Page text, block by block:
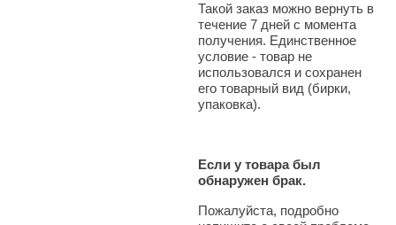
Такой заказ можно вернуть в
течение 7 дней с момента
получения. Единственное
условие - товар не
использовался и сохранен
его товарный вид (бирки,
упаковка).
Если у товара был
обнаружен брак.
Пожалуйста, подробно